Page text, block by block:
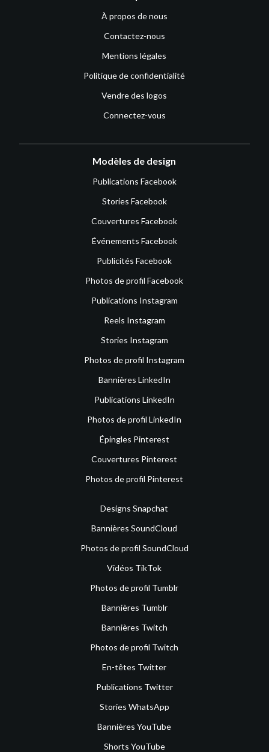
À propos de nous
Contactez-nous
Mentions légales
Politique de confidentialité
Vendre des logos
Connectez-vous
Modèles de design
Publications Facebook
Stories Facebook
Couvertures Facebook
Événements Facebook
Publicités Facebook
Photos de profil Facebook
Publications Instagram
Reels Instagram
Stories Instagram
Photos de profil Instagram
Bannières LinkedIn
Publications LinkedIn
Photos de profil LinkedIn
Épingles Pinterest
Couvertures Pinterest
Photos de profil Pinterest
Designs Snapchat
Bannières SoundCloud
Photos de profil SoundCloud
Vidéos TikTok
Photos de profil Tumblr
Bannières Tumblr
Bannières Twitch
Photos de profil Twitch
En-têtes Twitter
Publications Twitter
Stories WhatsApp
Bannières YouTube
Shorts YouTube